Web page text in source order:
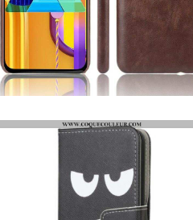
COQUE SAMSUNG GALAXY M21 EFFET CUIR LITCHI